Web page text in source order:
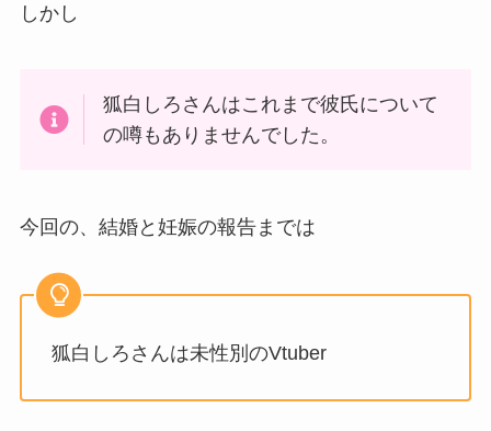
しかし
狐白しろさんはこれまで彼氏について
の噂もありませんでした。
今回の、結婚と妊娠の報告までは
狐白しろさんは未性別のVtuber